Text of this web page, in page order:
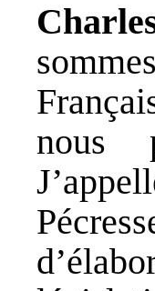
nous